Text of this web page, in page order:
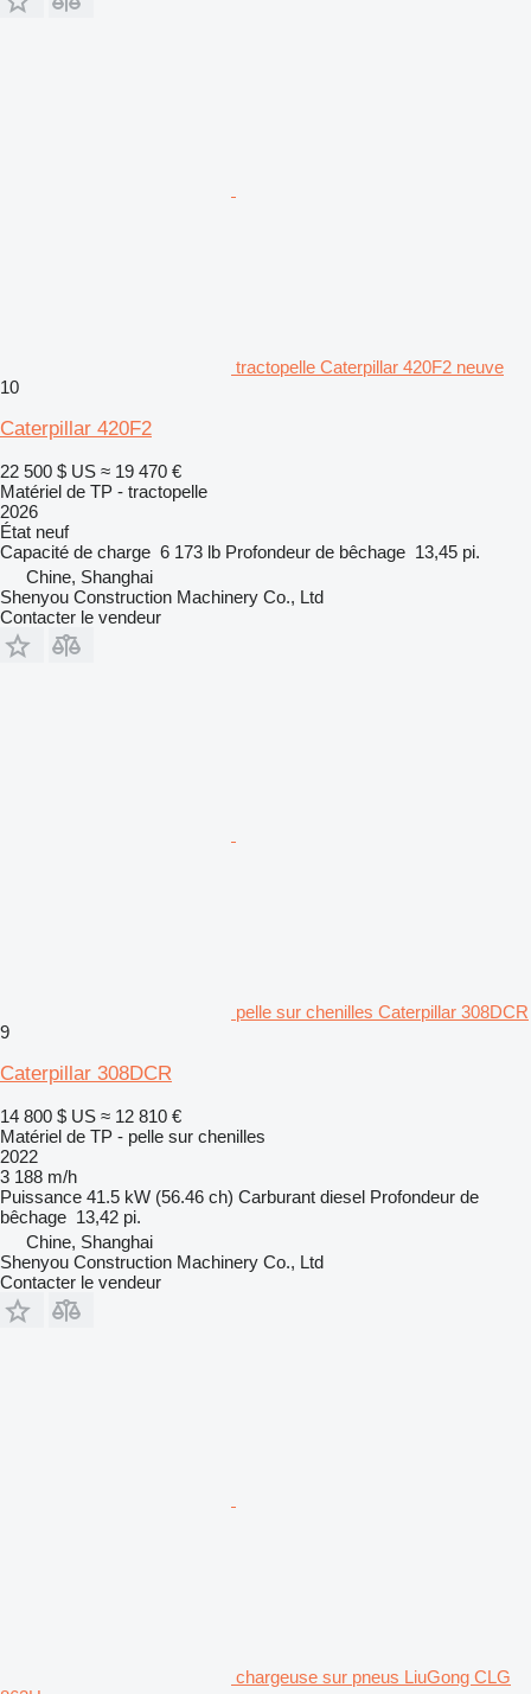
tractopelle Caterpillar 420F2 neuve
10
Caterpillar 420F2
22 500 $ US ≈ 19 470 €
Matériel de TP - tractopelle
2026
État neuf
Capacité de charge 6 173 lb Profondeur de bêchage 13,45 pi.
Chine, Shanghai
Shenyou Construction Machinery Co., Ltd
Contacter le vendeur
pelle sur chenilles Caterpillar 308DCR
9
Caterpillar 308DCR
14 800 $ US ≈ 12 810 €
Matériel de TP - pelle sur chenilles
2022
3 188 m/h
Puissance 41.5 kW (56.46 ch) Carburant diesel Profondeur de
bêchage 13,42 pi.
Chine, Shanghai
Shenyou Construction Machinery Co., Ltd
Contacter le vendeur
chargeuse sur pneus LiuGong CLG